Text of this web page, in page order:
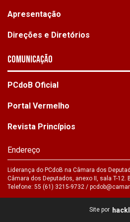
Apresentação
Direções e Diretórios
Comunicação
PCdoB Oficial
Portal Vermelho
Revista Princípios
Endereço
Liderança do PCdoB na Câmara dos
Câmara dos Deputados, anexo II, sala T-12.
Telefone: 55 (61) 3215-9732 /
Site por